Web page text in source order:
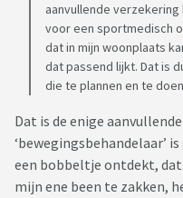
aanvullende
voor een sportmedisch
dat in mijn woonplaats
dat passend lijkt. Dat is
die te plannen en te
Dat is de enige
‘bewegingsbehandelaar’
een bobbeltje ontdekt,
mijn ene been te zakken,